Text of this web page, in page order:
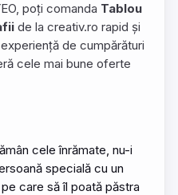
poți comanda Tablou
de la creativ.ro rapid și
de cumpărături
cele mai bune oferte
cele înrămate, nu-i
specială cu un
care să îl poată păstra